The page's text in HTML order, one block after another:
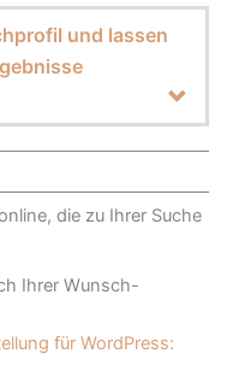
und lassen
die zu Ihrer Suche
Ihrer Wunsch-
für WordPress: